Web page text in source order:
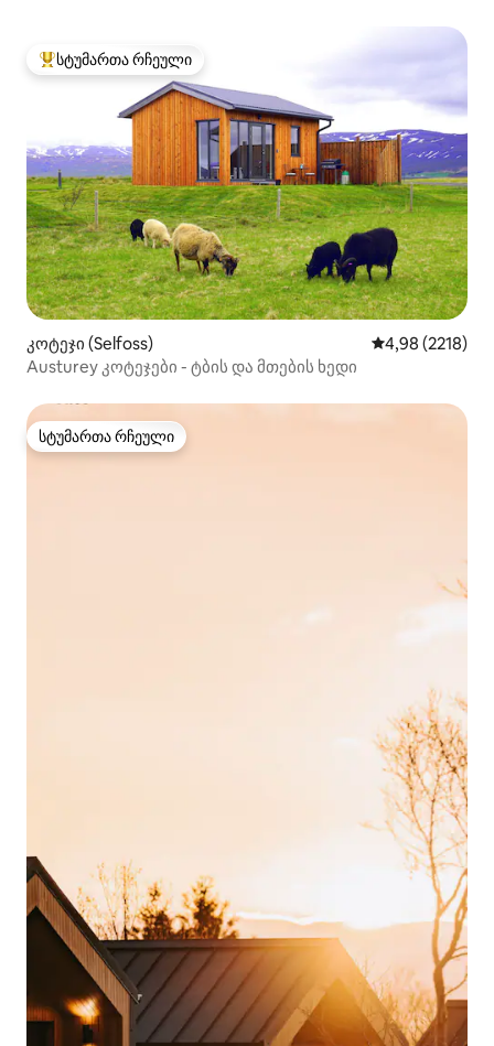
სტუმართა რჩეული მოწინავე ვარიანტი
სტუმართა რჩეული
კოტეჯი (Selfoss) საშუალო
4,98 (2218)
Austurey კოტეჯები - ტბის და მთების ხედი
სტუმართა რჩეული
სტუმართა რჩეული